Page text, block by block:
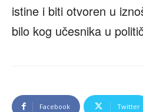
istine i biti otvoren u
bilo kog učesnika u
Facebook Twitter